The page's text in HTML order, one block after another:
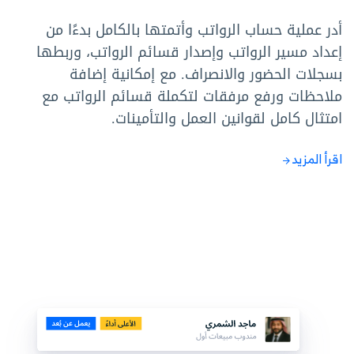
أدر عملية حساب الرواتب وأتمتها بالكامل بدءًا من
إعداد مسير الرواتب وإصدار قسائم الرواتب، وربطها
بسجلات الحضور والانصراف. مع إمكانية إضافة
ملاحظات ورفع مرفقات لتكملة قسائم الرواتب مع
امتثال كامل لقوانين العمل والتأمينات.
اقرأ المزيد